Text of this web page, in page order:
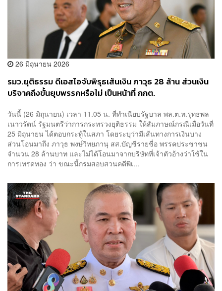
26 มิถุนายน 2026
รมว.ยุติธรรม ดีเอสไอจับพิรุธเส้นเงิน ภาวุธ 28 ล้าน ส่วนเงิน
บริจาคถึงขั้นยุบพรรคหรือไม่ เป็นหน้าที่ กกต.
วันนี้ (26 มิถุนายน) เวลา 11.05 น. ที่ทำเนียบรัฐบาล พล.ต.ท.รุทธพล
เนาวรัตน์ รัฐมนตรีว่าการกระทรวงยุติธรรม ให้สัมภาษณ์กรณีเมื่อวันที่
25 มิถุนายน ได้ตอบกระทู้ในสภา โดยระบุว่ามีเส้นทางการเงินบาง
ส่วนโอนมาถึง ภาวุธ พงษ์วิทยภานุ สส.บัญชีรายชื่อ พรรคประชาชน
จำนวน 28 ล้านบาท และไม่ได้โอนมาจากบริษัทที่เจ้าตัวอ้างว่าใช้ใน
การเทรดทอง ว่า ขณะนี้กรมสอบสวนคดีพิเ...